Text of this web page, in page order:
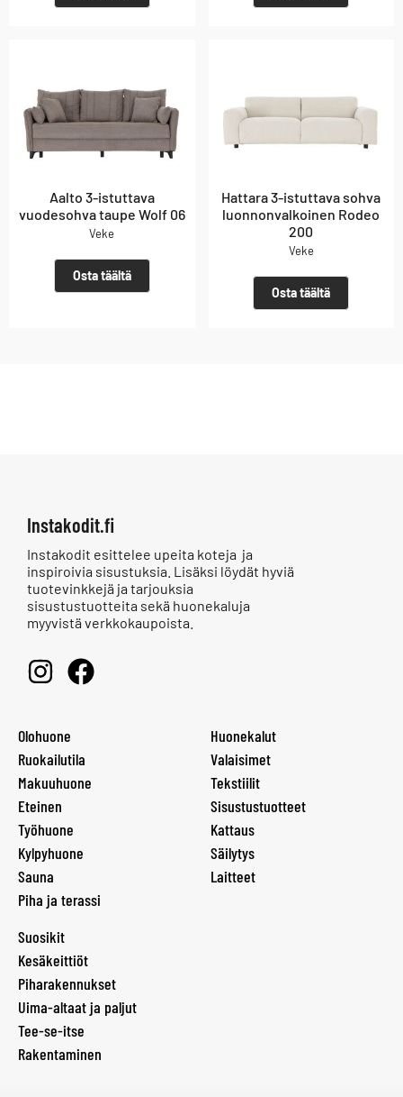
Aalto 3-istuttava
vuodesohva taupe Wolf 06
Veke
Osta täältä
Hattara 3-istuttava sohva
luonnonvalkoinen Rodeo
200
Veke
Osta täältä
Instakodit.fi
Instakodit esittelee upeita koteja ja
inspiroivia sisustuksia. Lisäksi löydät hyviä
tuotevinkkejä ja tarjouksia
sisustustuotteita sekä huonekaluja
myyvistä verkkokaupoista.
Olohuone
Ruokailutila
Makuuhuone
Eteinen
Työhuone
Kylpyhuone
Sauna
Piha ja terassi
Huonekalut
Valaisimet
Tekstiilit
Sisustustuotteet
Kattaus
Säilytys
Laitteet
Suosikit
Kesäkeittiöt
Piharakennukset
Uima-altaat ja paljut
Tee-se-itse
Rakentaminen